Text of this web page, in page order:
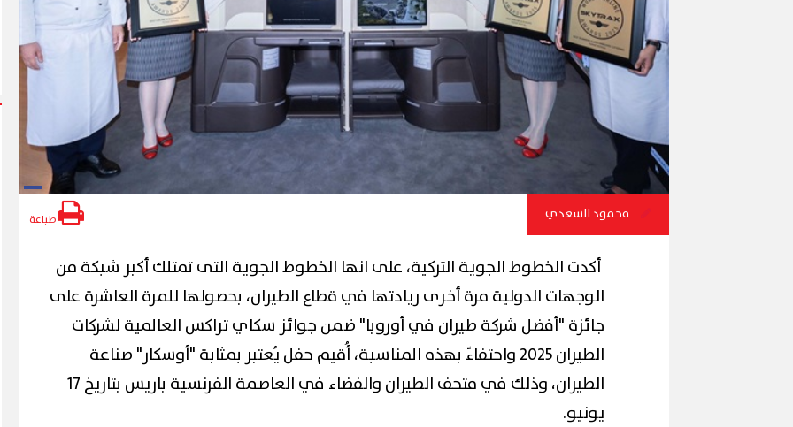
محمود السعدي طباعة
أكدت الخطوط الجوية التركية، على انها الخطوط الجوية التى تمتلك أكبر شبكة من
الوجهات الدولية مرة أخرى ريادتها في قطاع الطيران، بحصولها للمرة العاشرة على
جائزة "أفضل شركة طيران في أوروبا" ضمن جوائز سكاي تراكس العالمية لشركات
الطيران 2025 واحتفاءً بهذه المناسبة، أُقيم حفل يُعتبر بمثابة "أوسكار" صناعة
الطيران، وذلك في متحف الطيران والفضاء في العاصمة الفرنسية باريس بتاريخ 17
يونيو.